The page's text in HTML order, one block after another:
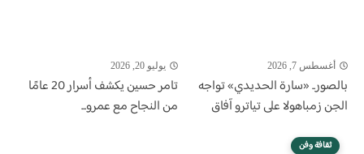
أغسطس 7, 2026
بالصور.. «سارة الحديدي» تواجه
الجن زمباهولا على تياترو آفاق
يوليو 20, 2026
تامر حسين يكشف أسرار 20 عامًا
من النجاح مع عمرو...
ثقافة وفن